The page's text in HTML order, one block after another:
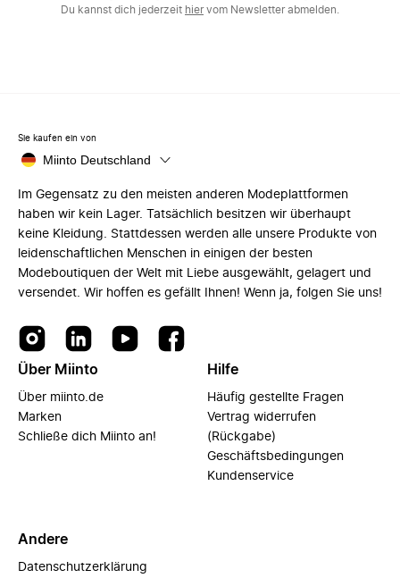
Du kannst dich jederzeit hiervom Newsletter abmelden.
Sie kaufen ein von
Miinto Deutschland
Im Gegensatz zu den meisten anderen Modeplattformen
haben wir kein Lager. Tatsächlich besitzen wir überhaupt
keine Kleidung. Stattdessen werden alle unsere Produkte von
leidenschaftlichen Menschen in einigen der besten
Modeboutiquen der Welt mit Liebe ausgewählt, gelagert und
versendet. Wir hoffen es gefällt Ihnen! Wenn ja, folgen Sie uns!
Über Miinto
Über miinto.de
Marken
Schließe dich Miinto an!
Hilfe
Häufig gestellte Fragen
Vertrag widerrufen
(Rückgabe)
Geschäftsbedingungen
Kundenservice
Andere
Datenschutzerklärung